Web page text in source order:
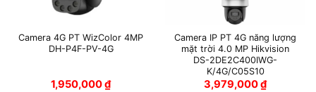
Camera 4G PT WizColor 4MP
DH-P4F-PV-4G
1,950,000₫
Camera IP PT 4G năng lượng
mặt trời 4.0 MP Hikvision
DS-2DE2C400IWG-
K/4G/C05S10
3,979,000₫